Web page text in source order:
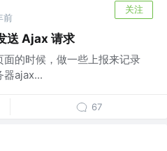
前
关注
送 Ajax 请求
的时候，做一些上报来记录
器ajax...
67